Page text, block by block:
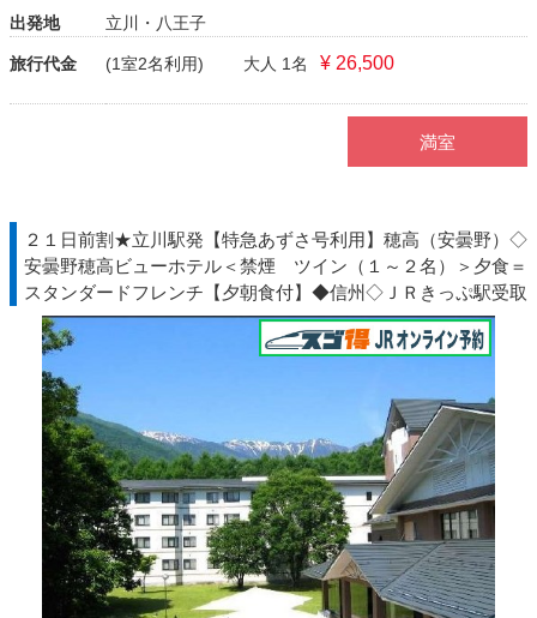
出発地
立川・八王子
旅行代金 (1室2名利用) 大人 1名 ¥ 26,500
満室
２１日前割★立川駅発【特急あずさ号利用】穂高（安曇野）◇
安曇野穂高ビューホテル＜禁煙 ツイン（１～２名）＞夕食＝
スタンダードフレンチ【夕朝食付】◆信州◇ＪＲきっぷ駅受取